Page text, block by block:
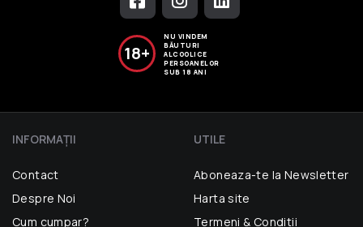
18+
NU VINDEM
BĂUTURI
ALCOOLICE
PERSOANELOR
SUB 18 ANI
INFORMAŢII
Contact
Despre Noi
Cum cumpar?
UTILE
Aboneaza-te la Newsletter
Harta site
Termeni & Conditii